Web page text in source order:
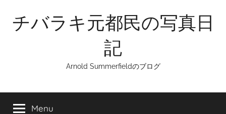
content
チバラキ元都民の写真日
記
Arnold Summerfieldのブログ
Menu